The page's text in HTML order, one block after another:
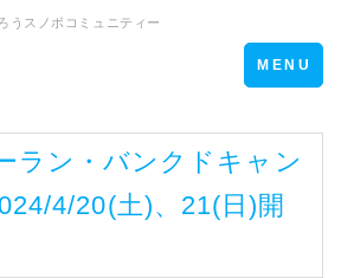
うスノボコミュニティー
Toggle
navigation
MENU
ラン・バンクドキャン
4/20(土)、21(日)開